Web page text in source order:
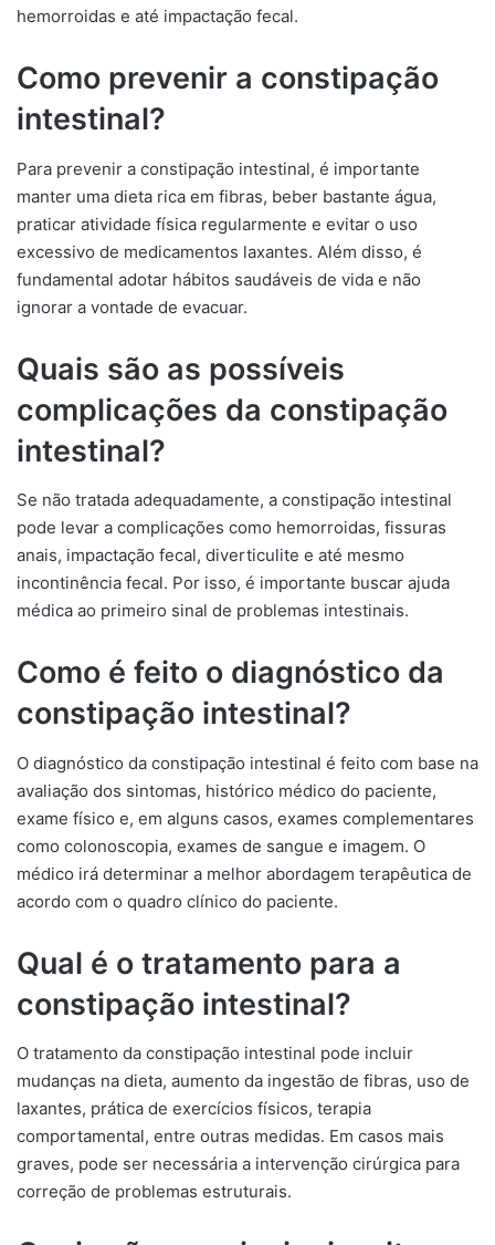
hemorroidas e até impactação fecal.
Como prevenir a constipação
intestinal?
Para prevenir a constipação intestinal, é importante
manter uma dieta rica em fibras, beber bastante água,
praticar atividade física regularmente e evitar o uso
excessivo de medicamentos laxantes. Além disso, é
fundamental adotar hábitos saudáveis de vida e não
ignorar a vontade de evacuar.
Quais são as possíveis
complicações da constipação
intestinal?
Se não tratada adequadamente, a constipação intestinal
pode levar a complicações como hemorroidas, fissuras
anais, impactação fecal, diverticulite e até mesmo
incontinência fecal. Por isso, é importante buscar ajuda
médica ao primeiro sinal de problemas intestinais.
Como é feito o diagnóstico da
constipação intestinal?
O diagnóstico da constipação intestinal é feito com base na
avaliação dos sintomas, histórico médico do paciente,
exame físico e, em alguns casos, exames complementares
como colonoscopia, exames de sangue e imagem. O
médico irá determinar a melhor abordagem terapêutica de
acordo com o quadro clínico do paciente.
Qual é o tratamento para a
constipação intestinal?
O tratamento da constipação intestinal pode incluir
mudanças na dieta, aumento da ingestão de fibras, uso de
laxantes, prática de exercícios físicos, terapia
comportamental, entre outras medidas. Em casos mais
graves, pode ser necessária a intervenção cirúrgica para
correção de problemas estruturais.